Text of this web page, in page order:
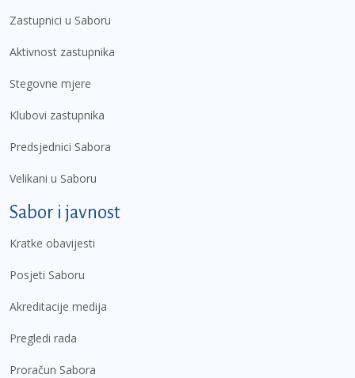
Zastupnici u Saboru
Aktivnost zastupnika
Stegovne mjere
Klubovi zastupnika
Predsjednici Sabora
Velikani u Saboru
Sabor i javnost
Kratke obavijesti
Posjeti Saboru
Akreditacije medija
Pregledi rada
Proračun Sabora